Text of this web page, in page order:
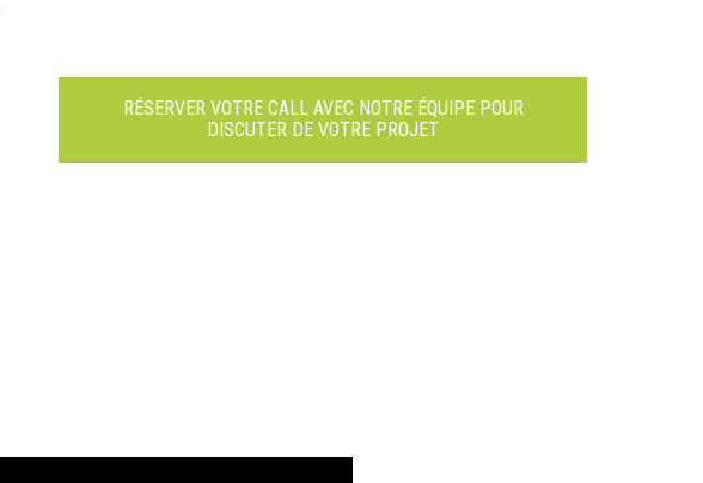
RÉSERVER VOTRE CALL AVEC NOTRE ÉQUIPE POUR
DISCUTER DE VOTRE PROJET